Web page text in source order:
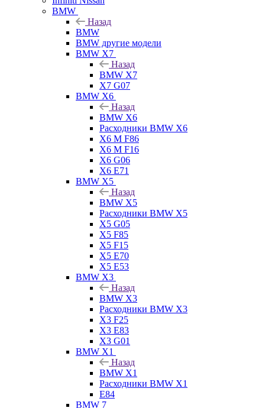
BMW
Назад
BMW
BMW другие модели
BMW X7
Назад
BMW X7
X7 G07
BMW X6
Назад
BMW X6
Расходники BMW X6
X6 M F86
X6 M F16
X6 G06
X6 E71
BMW X5
Назад
BMW X5
Расходники BMW X5
X5 G05
X5 F85
X5 F15
X5 E70
X5 E53
BMW X3
Назад
BMW X3
Расходники BMW X3
X3 F25
X3 E83
X3 G01
BMW X1
Назад
BMW X1
Расходники BMW X1
E84
BMW 7